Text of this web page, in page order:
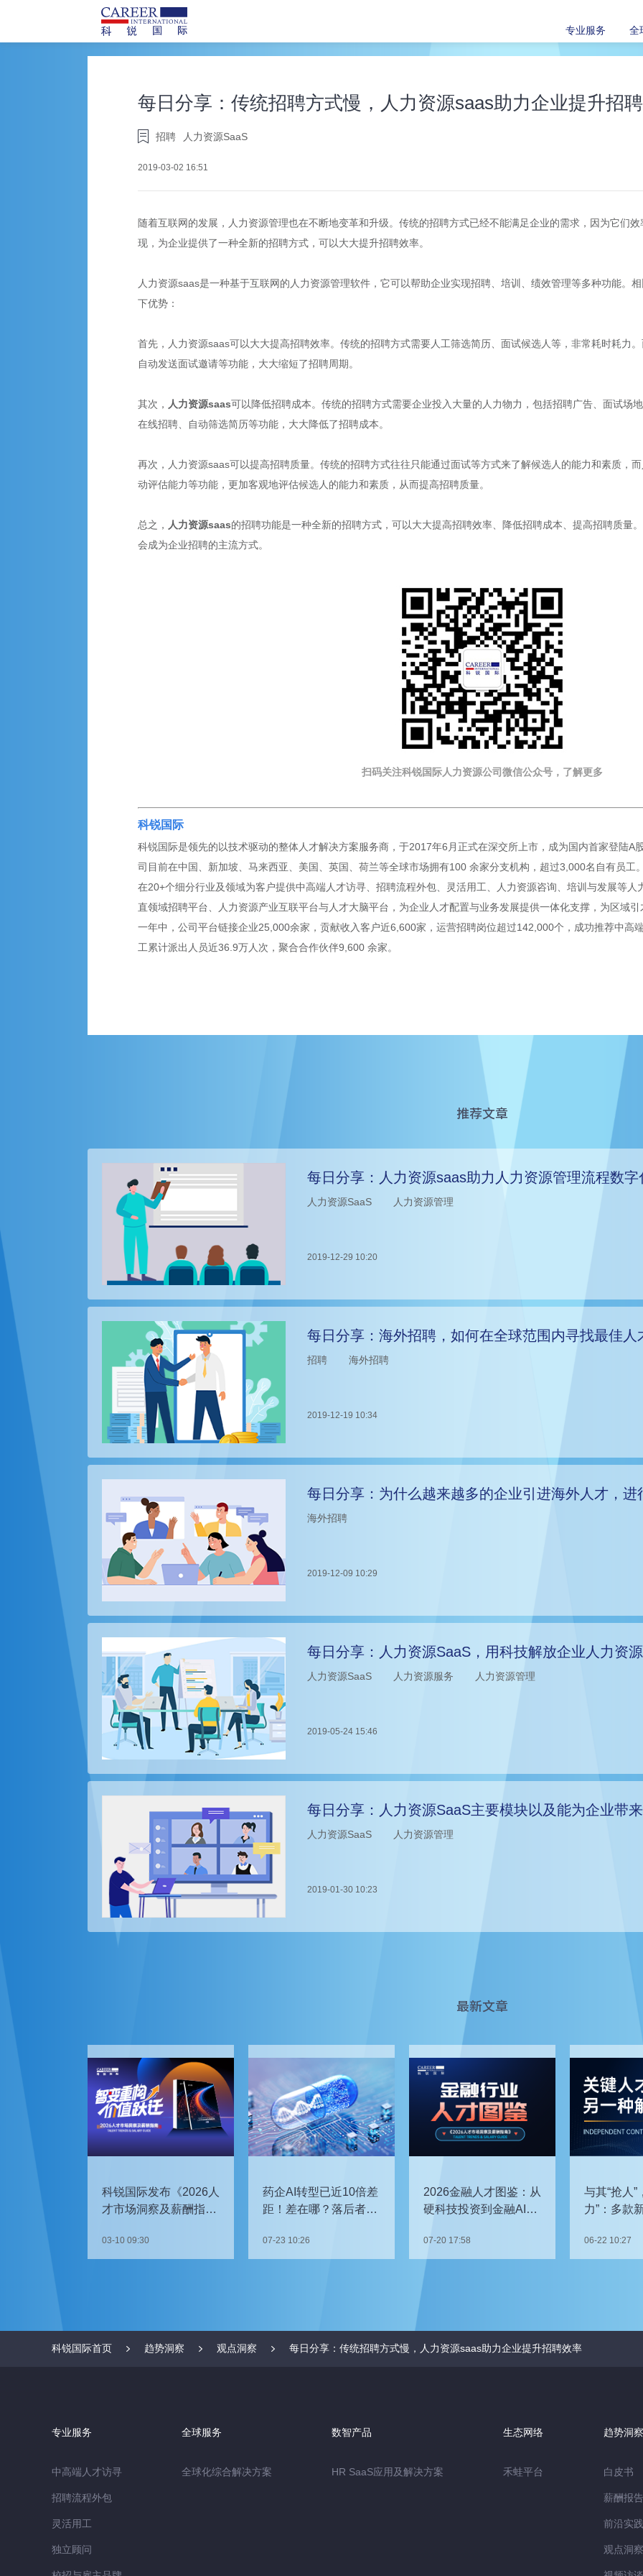
专业服务 全
每日分享：传统招聘方式慢，人力资源saas助力企业提升招
招聘 人力资源SaaS
2019-03-02 16:51
随着互联网的发展，人力资源管理也在不断地变革和升级。传统的招聘方式已经不能满足企业的需求，因为它们
现，为企业提供了一种全新的招聘方式，可以大大提升招聘效率。
人力资源saas是一种基于互联网的人力资源管理软件，它可以帮助企业实现招聘、培训、绩效管理等多种功能。
下优势：
首先，人力资源saas可以大大提高招聘效率。传统的招聘方式需要人工筛选简历、面试候选人等，非常耗时耗力
自动发送面试邀请等功能，大大缩短了招聘周期。
其次， 人力资源saas可以降低招聘成本。传统的招聘方式需要企业投入大量的人力物力，包括招聘广告、面试场
在线招聘、自动筛选简历等功能，大大降低了招聘成本。
再次，人力资源saas可以提高招聘质量。传统的招聘方式往往只能通过面试等方式来了解候选人的能力和素质，
动评估能力等功能，更加客观地评估候选人的能力和素质，从而提高招聘质量。
总之， 人力资源saas的招聘功能是一种全新的招聘方式，可以大大提高招聘效率、降低招聘成本、提高招聘质量
会成为企业招聘的主流方式。
扫码关注科锐国际人力资源公司微信公众号，了解更多
科锐国际
科锐国际是领先的以技术驱动的整体人才解决方案服务商，于2017年6月正式在深交所上市，成为国内首家登陆A
司目前在中国、新加坡、马来西亚、美国、英国、荷兰等全球市场拥有100 余家分支机构，超过3,000名自有员工
在20+个细分行业及领域为客户提供中高端人才访寻、招聘流程外包、灵活用工、人力资源咨询、培训与发展等
直领域招聘平台、人力资源产业互联平台与人才大脑平台，为企业人才配置与业务发展提供一体化支撑，为区域
一年中，公司平台链接企业25,000余家，贡献收入客户近6,600家，运营招聘岗位超过142,000个，成功推荐中高
工累计派出人员近36.9万人次，聚合合作伙伴9,600 余家。
推荐文章
每日分享：人力资源saas助力人力资源管理流程数字
人力资源SaaS 人力资源管理
2019-12-29 10:20
每日分享：海外招聘，如何在全球范围内寻找最佳人
招聘 海外招聘
2019-12-19 10:34
每日分享：为什么越来越多的企业引进海外人才，进
海外招聘
2019-12-09 10:29
每日分享：人力资源SaaS，用科技解放企业人力资
人力资源SaaS 人力资源服务 人力资源管理
2019-05-24 15:46
每日分享：人力资源SaaS主要模块以及能为企业带
人力资源SaaS 人力资源管理
2019-01-30 10:23
最新文章
科锐国际发布《2026人
才市场洞察及薪酬指
03-10 09:30
药企AI转型已近10倍差
距！差在哪？落后者该
07-23 10:26
2026金融人才图鉴：从
硬科技投资到金融AI，
单？
07-20 17:58
与其“抢人”
力”：多款
关键人才？
06-22 10:27
科锐国际首页 趋势洞察 观点洞察 每日分享：传统招聘方式慢，人力资源saas助力企业提升招聘效率
专业服务
中高端人才访寻
招聘流程外包
灵活用工
独立顾问
全球服务
全球化综合解决方案
数智产品
HR SaaS应用及解决方案
生态网络
禾蛙平台
趋势洞察
白皮书
薪酬报告
前沿实践
观点洞察